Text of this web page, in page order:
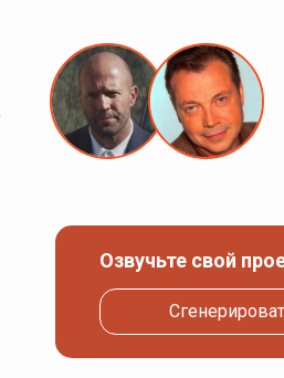
Озвучьте свой